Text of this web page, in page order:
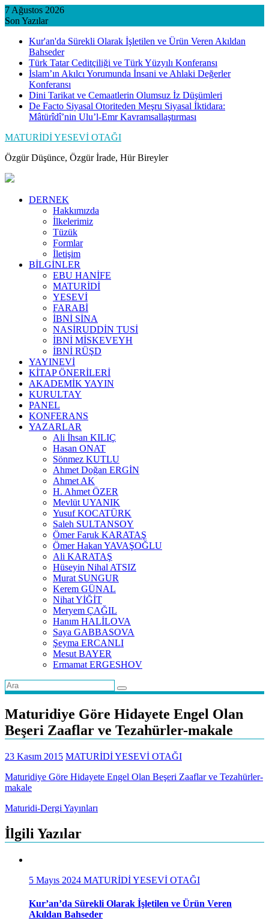
Skip
to
7 Ağustos 2026
Son Yazılar
Kur'an'da Sürekli Olarak İşletilen ve Ürün Veren Akıldan
Bahseder
Türk Tatar Ceditçiliği ve Türk Yüzyılı Konferansı
İslam’ın Akılcı Yorumunda İnsani ve Ahlaki Değerler
Konferansı
Dini Tarikat ve Cemaatlerin Olumsuz İz Düşümleri
De Facto Siyasal Otoriteden Meşru Siyasal İktidara:
Mâtürîdî’nin Ulu’l-Emr Kavramsallaştırması
MATURİDİ YESEVİ OTAĞI
Özgür Düşünce, Özgür İrade, Hür Bireyler
DERNEK
Hakkımızda
İlkelerimiz
Tüzük
Formlar
İletişim
BİLGİNLER
EBU HANİFE
MATURİDİ
YESEVİ
FARABİ
İBNİ SİNA
NASİRUDDİN TUSİ
İBNİ MİSKEVEYH
İBNİ RÜŞD
YAYINEVİ
KİTAP ÖNERİLERİ
AKADEMİK YAYIN
KURULTAY
PANEL
KONFERANS
YAZARLAR
Ali İhsan KILIÇ
Hasan ONAT
Sönmez KUTLU
Ahmet Doğan ERGİN
Ahmet AK
H. Ahmet ÖZER
Mevlüt UYANIK
Yusuf KOCATÜRK
Saleh SULTANSOY
Ömer Faruk KARATAŞ
Ömer Hakan YAVAŞOĞLU
Ali KARATAŞ
Hüseyin Nihal ATSIZ
Murat SUNGUR
Kerem GÜNAL
Nihat YİĞİT
Meryem ÇAĞIL
Hanım HALİLOVA
Saya GABBASOVA
Şeyma ERCANLI
Mesut BAYER
Ermamat ERGESHOV
Maturidiye Göre Hidayete Engel Olan
Beşeri Zaaflar ve Tezahürler-makale
23 Kasım 2015 MATURİDİ YESEVİ OTAĞI
Maturidiye Göre Hidayete Engel Olan Beşeri Zaaflar ve Tezahürler-
makale
Yazı
gezinmesi
Maturidi-Dergi Yayınları
İlgili Yazılar
5 Mayıs 2024 MATURİDİ YESEVİ OTAĞI
Kur’an’da Sürekli Olarak İşletilen ve Ürün Veren
Akıldan Bahseder